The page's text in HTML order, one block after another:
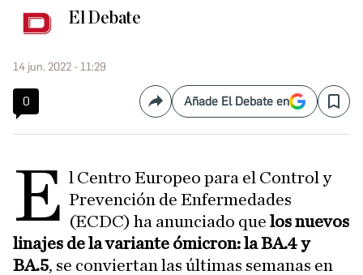
El Debate
14 jun. 2022 - 11:29
0 CompartirAñade El Debate en Save
E l Centro Europeo para el Control y
Prevención de Enfermedades
(ECDC) ha anunciado quelos nuevos
linajes de la variante ómicron: la BA.4 y
BA.5, se conviertan las últimas semanas en